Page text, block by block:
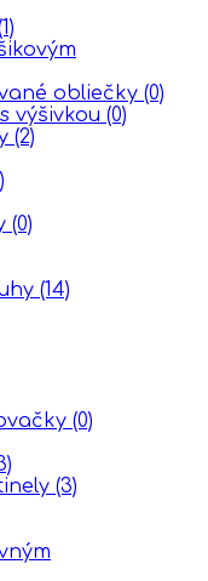
obliečky (0)
výšivkou (0)
(2)
(0)
(14)
(0)
(3)